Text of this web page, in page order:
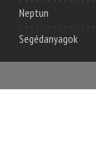
Neptun
Segédanyagok